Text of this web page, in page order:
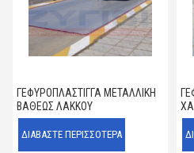
ΓΕΦΥΡΟΠΛΆΣΤΙΓΓΑ ΜΕΤΑΛΛΙΚΉ
ΒΑΘΈΩΣ ΛΆΚΚΟΥ
ΔΙΑΒΆΣΤΕ ΠΕΡΙΣΣΌΤΕΡΑ